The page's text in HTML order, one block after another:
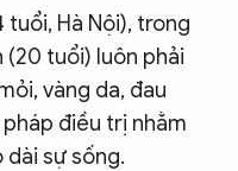
tuổi, Hà Nội), trong
(20 tuổi) luôn phải
vàng da, đau
điều trị nhằm
dài sự sống.